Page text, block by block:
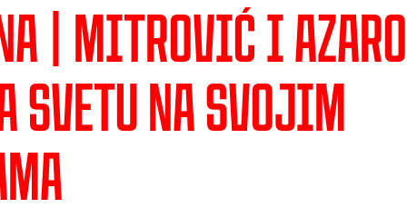
| Mitrović i
svetu na svojim